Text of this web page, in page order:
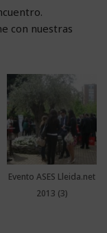
con nuestras
Evento ASES Lleida.net
2013 (3)